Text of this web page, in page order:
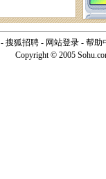
- 搜狐招聘 - 网站登录 - 帮助
Copyright © 2005